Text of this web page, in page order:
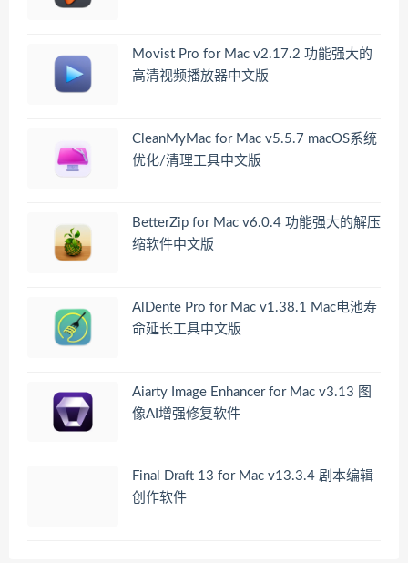
Movist Pro for Mac v2.17.2 功能强大的
高清视频播放器中文版
CleanMyMac for Mac v5.5.7 macOS系统
优化/清理工具中文版
BetterZip for Mac v6.0.4 功能强大的解压
缩软件中文版
AlDente Pro for Mac v1.38.1 Mac电池寿
命延长工具中文版
Aiarty Image Enhancer for Mac v3.13 图
像AI增强修复软件
Final Draft 13 for Mac v13.3.4 剧本编辑
创作软件